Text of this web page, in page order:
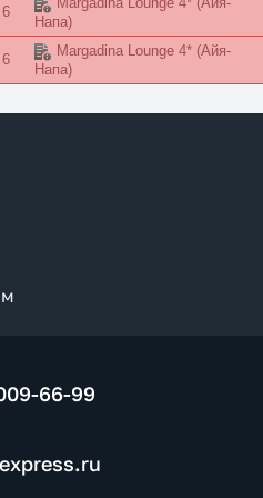
6
Напа)
6
Margadina Lounge 4*(Айя-
Напа)
66-99